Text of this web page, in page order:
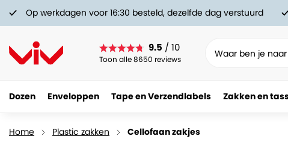
Op werkdagen voor 16:30 besteld, dezelfde dag verstuurd
9.5 / 10
Toon alle 8650 reviews
Dozen Enveloppen Tape en Verzendlabels Zakken en
Home Plastic zakken Cellofaan zakjes